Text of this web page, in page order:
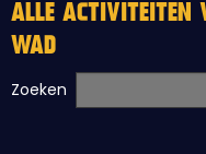
ALLE ACTIVITEITEN
WAD
Zoeken